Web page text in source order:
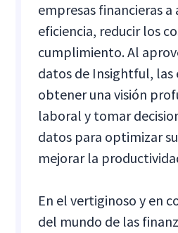
empresas financieras
eficiencia, reducir los
cumplimiento. Al
datos de Insightful, las
obtener una visión
laboral y tomar
datos para optimizar
mejorar la
En el vertiginoso y en
del mundo de las